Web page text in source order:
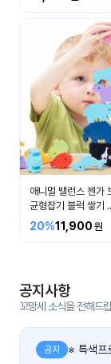
공지
사항
이벤
트
우리
들의
이야
후기
게시
판
그
애니멀 밸런스 젠가
균형잡기 블럭 쌓기 ..
20%11,900
공지사항
꼬망세 소식을 전해드
공지 ※ 특색프